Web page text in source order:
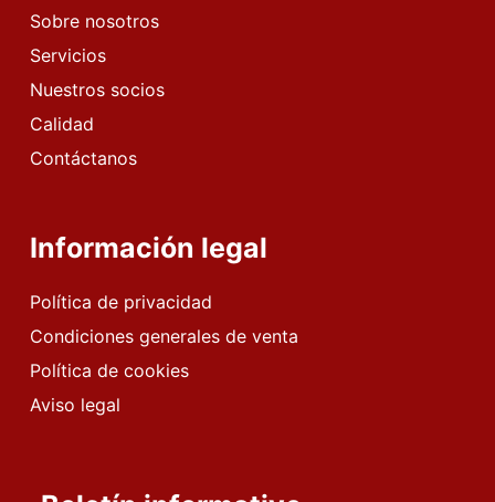
Sobre nosotros
Servicios
Nuestros socios
Calidad
Contáctanos
Información legal
Política de privacidad
Condiciones generales de venta
Política de cookies
Aviso legal